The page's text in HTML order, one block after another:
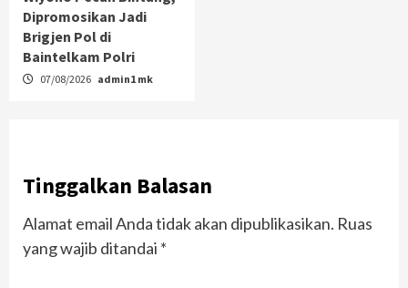
Dipromosikan Jadi
Brigjen Pol di
Baintelkam Polri
07/08/2026 admin1 mk
Tinggalkan Balasan
Alamat email Anda tidak akan dipublikasikan. Ruas
yang wajib ditandai *